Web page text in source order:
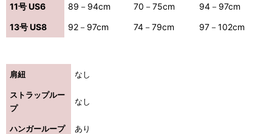
11号 US6
89－94cm 70－75cm
94－97cm
13号 US8
92－97cm 74－79cm 97－102cm
肩紐 なし
ストラップルー
プ
なし
ハンガーループ あり